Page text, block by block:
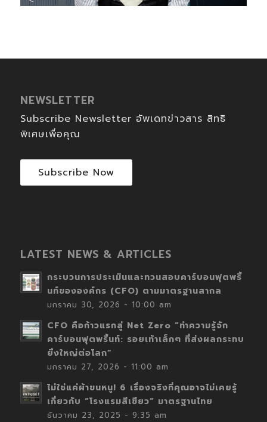
NEWSLETTER
Subscribe Newsletter อัพเดทข่าวสาร สิทธิ
พิเศษเพื่อคุณ
Subscribe Now
LATEST NEWS & ARTICLES
กระบวนการประเมินและทวนสอบคาร์บอนฟุตพริ้
นท์ขององค์กร (CFO) ตามมาตรฐานสากล
มกราคม 30, 2026 - 10:00 am
CFO คือก้าวแรกสู่ Net Zero “ทำความรู้จัก
คาร์บอนฟุตพริ้นท์: รอยเท้าเล็กๆ ที่ส่งผลกระทบ
ยิ่งใหญ่ต่อโลก”
มกราคม 27, 2026 - 11:00 am
ไม่ใช่แค่ผ้าขนหนู! 6 เรื่องจริงที่คุณอาจไม่เคยรู้
เกี่ยวกับ “โรงแรมสีเขียว” มาตรฐานไทย
ธันวาคม 23, 2025 - 9:35 am